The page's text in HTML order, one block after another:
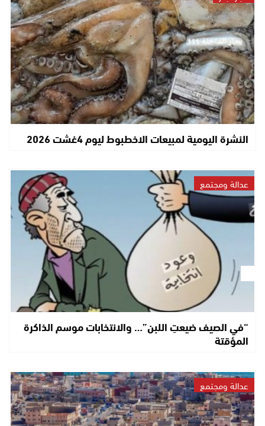
النشرة اليومية لمبيعات الاخطبوط ليوم 4غشت 2026
عدالة ومجتمع
“في الصيف ضيعتِ اللبن”… والانتخابات موسم الذاكرة
المؤقتة
عدالة ومجتمع